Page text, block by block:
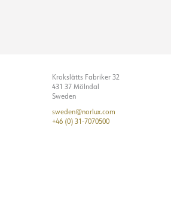
Krokslätts Fabriker 32
431 37 Mölndal
Sweden
sweden@norlux.com
+46 (0) 31-7070500